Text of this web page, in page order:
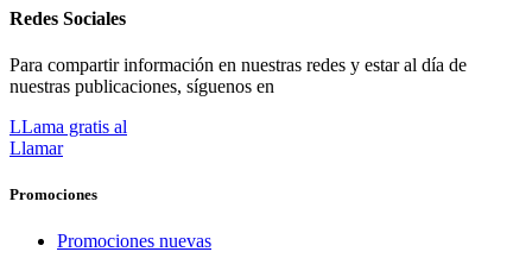
Redes Sociales
Para compartir información en nuestras redes y estar al día de
nuestras publicaciones, síguenos en
LLama gratis al
Llamar
Promociones
Promociones nuevas